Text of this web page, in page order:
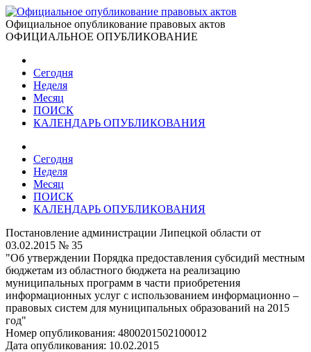
Официальное опубликование правовых актов
ОФИЦИАЛЬНОЕ ОПУБЛИКОВАНИЕ
Сегодня
Неделя
Месяц
ПОИСК
КАЛЕНДАРЬ ОПУБЛИКОВАНИЯ
Сегодня
Неделя
Месяц
ПОИСК
КАЛЕНДАРЬ ОПУБЛИКОВАНИЯ
Постановление администрации Липецкой области от
03.02.2015 № 35
"Об утверждении Порядка предоставления субсидий местным
бюджетам из областного бюджета на реализацию
муниципальных программ в части приобретения
информационных услуг с использованием информационно –
правовых систем для муниципальных образований на 2015
год"
Номер опубликования: 4800201502100012
Дата опубликования: 10.02.2015